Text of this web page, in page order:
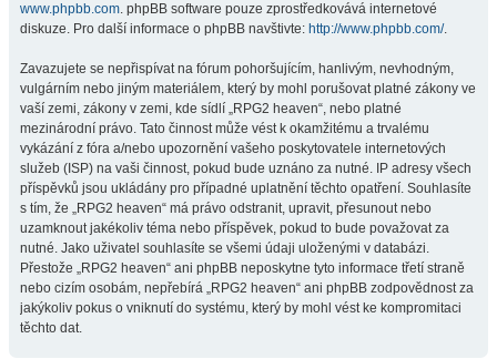
www.phpbb.com. phpBB software pouze zprostředkovává internetové
diskuze. Pro další informace o phpBB navštivte: http://www.phpbb.com/.
Zavazujete se nepřispívat na fórum pohoršujícím, hanlivým, nevhodným,
vulgárním nebo jiným materiálem, který by mohl porušovat platné zákony ve
vaší zemi, zákony v zemi, kde sídlí „RPG2 heaven“, nebo platné
mezinárodní právo. Tato činnost může vést k okamžitému a trvalému
vykázání z fóra a/nebo upozornění vašeho poskytovatele internetových
služeb (ISP) na vaši činnost, pokud bude uznáno za nutné. IP adresy všech
příspěvků jsou ukládány pro případné uplatnění těchto opatření. Souhlasíte
s tím, že „RPG2 heaven“ má právo odstranit, upravit, přesunout nebo
uzamknout jakékoliv téma nebo příspěvek, pokud to bude považovat za
nutné. Jako uživatel souhlasíte se všemi údaji uloženými v databázi.
Přestože „RPG2 heaven“ ani phpBB neposkytne tyto informace třetí straně
nebo cizím osobám, nepřebírá „RPG2 heaven“ ani phpBB zodpovědnost za
jakýkoliv pokus o vniknutí do systému, který by mohl vést ke kompromitaci
těchto dat.